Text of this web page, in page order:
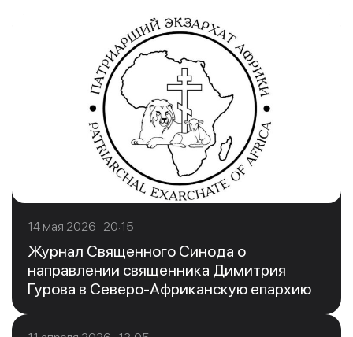
14 мая 2026 20:15
Журнал Священного Синода о
направлении священника Димитрия
Гурова в Северо-Африканскую епархию